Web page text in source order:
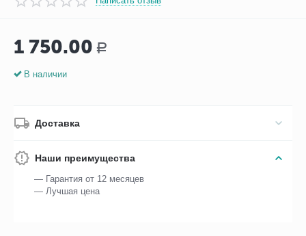
1 750.00 Р
В наличии
Доставка
Наши преимущества
— Гарантия от 12 месяцев
— Лучшая цена